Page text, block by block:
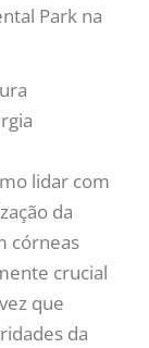
Park na
lidar com
da
córneas
crucial
que
da